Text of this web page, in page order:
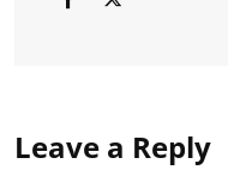
Leave a Reply